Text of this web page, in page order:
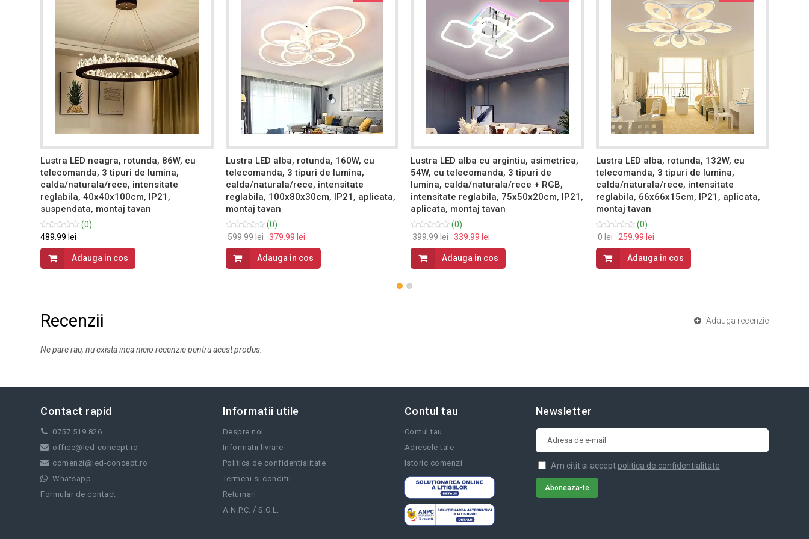
Lustra LED neagra, rotunda, 86W, cu
telecomanda, 3 tipuri de lumina,
calda/naturala/rece, intensitate
reglabila, 40x40x100cm, IP21,
suspendata, montaj tavan
(0)
489.99 lei
Adauga in cos
Lustra LED alba, rotunda, 160W, cu
telecomanda, 3 tipuri de lumina,
calda/naturala/rece, intensitate
reglabila, 100x80x30cm, IP21, aplicata,
montaj tavan
(0)
599.99 lei 379.99 lei
Adauga in cos
Lustra LED alba cu argintiu, asimetrica,
54W, cu telecomanda, 3 tipuri de
lumina, calda/naturala/rece + RGB,
intensitate reglabila, 75x50x20cm, IP21,
aplicata, montaj tavan
(0)
399.99 lei 339.99 lei
Adauga in cos
Lustra LED alba, rotunda, 132W, cu
telecomanda, 3 tipuri de lumina,
calda/naturala/rece, intensitate
reglabila, 66x66x15cm, IP21, aplicata,
montaj tavan
(0)
0 lei 259.99 lei
Adauga in cos
Recenzii Adauga recenzie
Ne pare rau, nu exista inca nicio recenzie pentru acest produs.
Contact rapid
0757 519 826
office@led-concept.ro
comenzi@led-concept.ro
Whatsapp
Formular de contact
Informatii utile
Despre noi
Informatii livrare
Politica de confidentialitate
Termeni si conditii
Returnari
A.N.P.C. / S.O.L.
Contul tau
Contul tau
Adresele tale
Istoric comenzi
Newsletter
Am citit si accept politica de confidentialitate